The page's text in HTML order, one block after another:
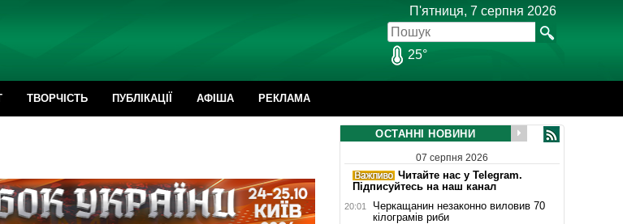
П'ятниця, 7 серпня 2026
25°
ТВОРЧІСТЬ ПУБЛІКАЦІЇ АФІША РЕКЛАМА
ОСТАННІ НОВИНИ
07 серпня 2026
Читайте нас у Telegram.
Підписуйтесь на наш канал
20:01
Черкащанин незаконно виловив 70
кілограмів риби